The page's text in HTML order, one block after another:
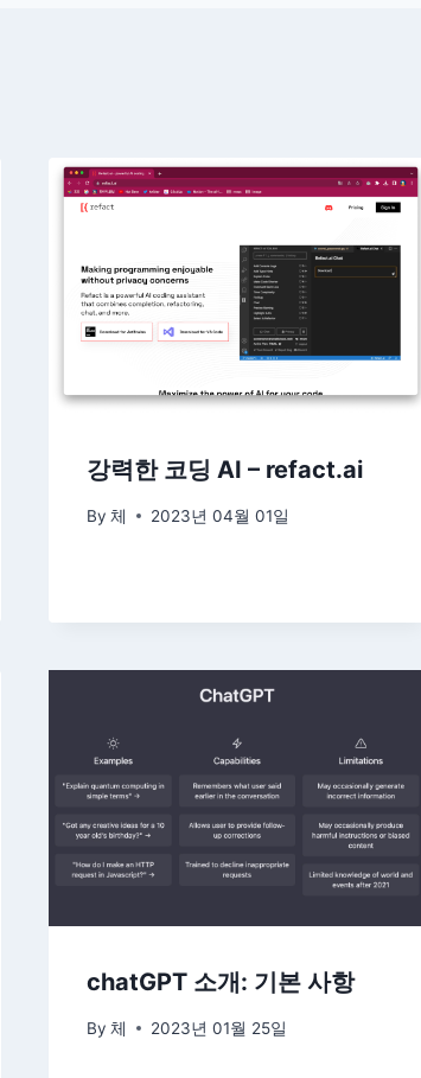
강력한 코딩 AI – refact.ai
By 체 2023년 04월 01일
chatGPT 소개: 기본 사항
By 체 2023년 01월 25일